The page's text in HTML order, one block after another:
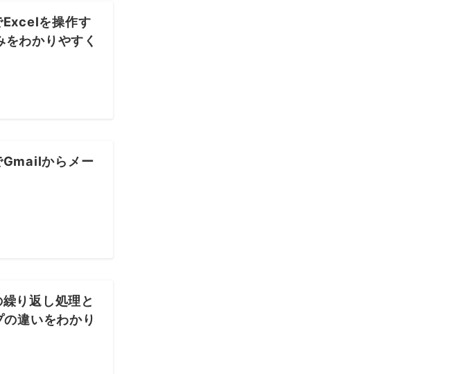
を操作す
わかりやすく
からメー
り返し処理と
違いをわかり